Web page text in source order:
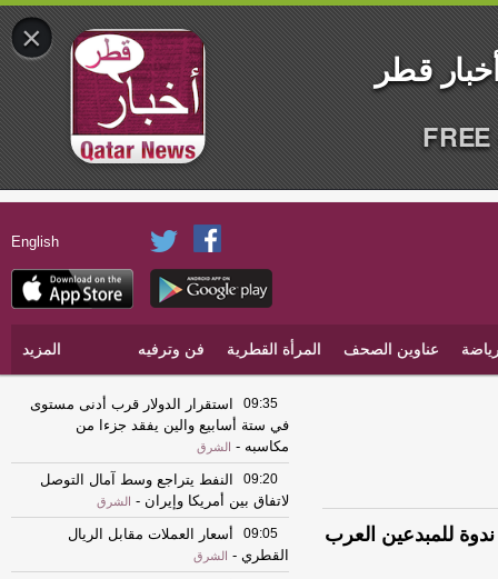
English
عناوين الصحف المرأة القطرية فن وترفيه المزيد
ندوة للمبدعين العرب
09:35
استقرار الدولار قرب أدنى مستوى
في ستة أسابيع والين يفقد جزءا من
مكاسبه - الشرق
09:20
النفط يتراجع وسط آمال التوصل
لاتفاق بين أمريكا وإيران - الشرق
09:05
أسعار العملات مقابل الريال
القطري - الشرق
×